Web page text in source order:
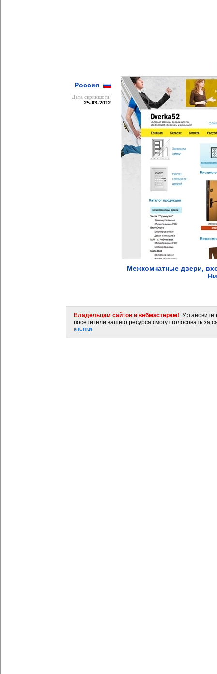
Россия
Дата cкриншота:
25-03-2012
Межкомнатные двери,
Владельцам сайтов и вебмастерам! Установите
посетители вашего ресурса смогут голосовать за
кнопки